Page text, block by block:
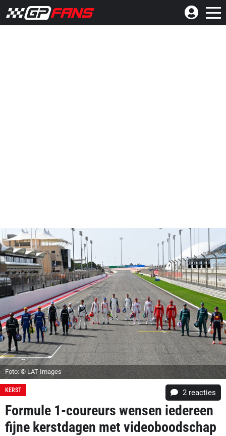
Foto: © LAT Images
KERST 2 reacties
Formule 1-coureurs wensen iedereen
fijne kerstdagen met videoboodschap